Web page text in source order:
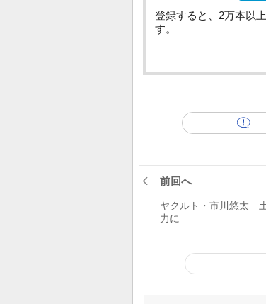
登録すると、2万本以
す。
前回へ
ヤクルト・市川悠太
力に